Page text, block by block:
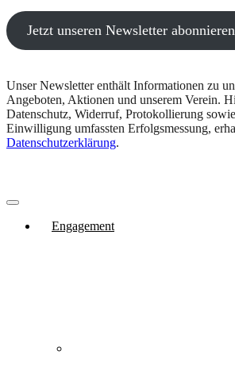
Jetzt unseren Newsletter abonnieren
Unser Newsletter enthält Informationen zu
Angeboten, Aktionen und unserem Verein.
Datenschutz, Widerruf, Protokollierung
Einwilligung umfassten Erfolgsmessung,
Datenschutzerklärung.
Engagement